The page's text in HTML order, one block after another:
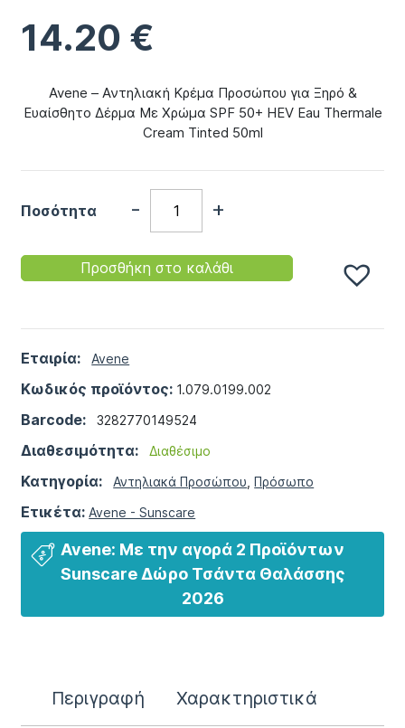
14.20 €
Avene – Αντηλιακή Κρέμα Προσώπου για Ξηρό &
Ευαίσθητο Δέρμα Με Χρώμα SPF 50+ HEV Eau Thermale
Cream Tinted 50ml
Εταιρία: Avene
Κωδικός προϊόντος: 1.079.0199.002
Barcode: 3282770149524
Διαθεσιμότητα: Διαθέσιμο
Κατηγορία:Αντηλιακά Προσώπου ,Πρόσωπο
Ετικέτα:Avene - Sunscare
Avene: Με την αγορά 2 Προϊόντων
Sunscare Δώρο Τσάντα Θαλάσσης
2026
Ποσότητα - +
Προσθήκη στο καλάθι
Περιγραφή Χαρακτηριστικά